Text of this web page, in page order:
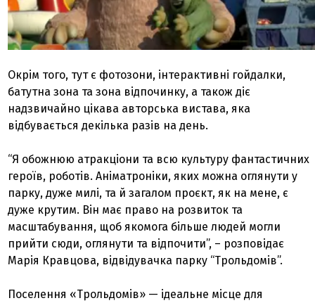
Окрім того, тут є фотозони, інтерактивні гойдалки,
батутна зона та зона відпочинку, а також діє
надзвичайно цікава авторська вистава, яка
відбувається декілька разів на день.
“Я обожнюю атракціони та всю культуру фантастичних
героїв, роботів. Аніматроніки, яких можна оглянути у
парку, дуже милі, та й загалом проєкт, як на мене, є
дуже крутим. Він має право на розвиток та
масштабування, щоб якомога більше людей могли
прийти сюди, оглянути та відпочити”, – розповідає
Марія Кравцова, відвідувачка парку “Трольдомів”.
Поселення «Трольдомів» — ідеальне місце для